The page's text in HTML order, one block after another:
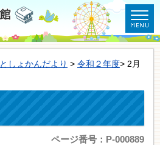
としょかんだより > 令和２年度> 2月
ページ番号：P-000889